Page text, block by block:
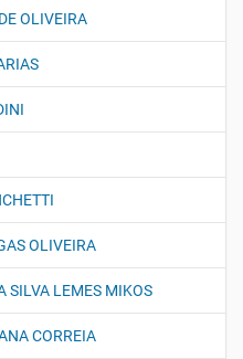
OLIVEIRA
OLIVEIRA
SILVA LEMES MIKOS
CORREIA